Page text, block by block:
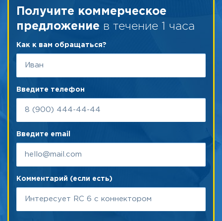
Получите коммерческое
предложение в течение 1 часа
Как к вам обращаться?
Введите телефон
Введите email
Комментарий (если есть)